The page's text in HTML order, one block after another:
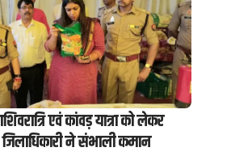
एवं कांवड़ यात्रा को लेकर
ने संभाली कमान